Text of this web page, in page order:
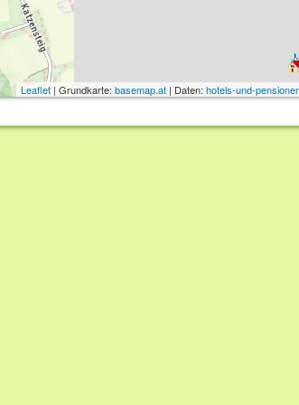
Leaflet | Grundkarte:basemap.at | Daten:hotels-und-